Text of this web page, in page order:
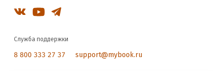
Служба поддержки
8 800 333 27 37 support@mybook.ru